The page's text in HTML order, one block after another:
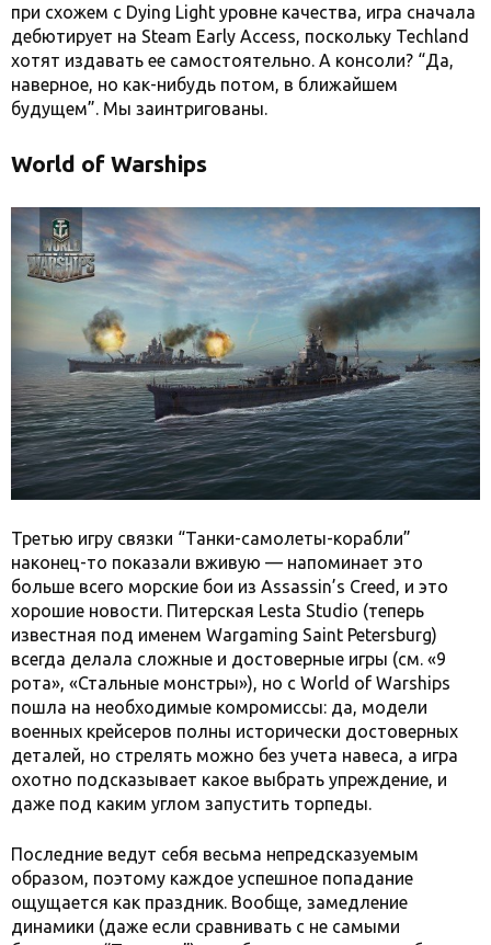
при схожем с Dying Light уровне качества, игра сначала
дебютирует на Steam Early Access, поскольку Techland
хотят издавать ее самостоятельно. А консоли? “Да,
наверное, но как-нибудь потом, в ближайшем
будущем”. Мы заинтригованы.
World of Warships
Третью игру связки “Танки-самолеты-корабли”
наконец-то показали вживую — напоминает это
больше всего морские бои из Assassin’s Creed, и это
хорошие новости. Питерская Lesta Studio (теперь
известная под именем Wargaming Saint Petersburg)
всегда делала сложные и достоверные игры (см. «9
рота», «Стальные монстры»), но с World of Warships
пошла на необходимые комромиссы: да, модели
военных крейсеров полны исторически достоверных
деталей, но стрелять можно без учета навеса, а игра
охотно подсказывает какое выбрать упреждение, и
даже под каким углом запустить торпеды.
Последние ведут себя весьма непредсказуемым
образом, поэтому каждое успешное попадание
ощущается как праздник. Вообще, замедление
динамики (даже если сравнивать с не самыми